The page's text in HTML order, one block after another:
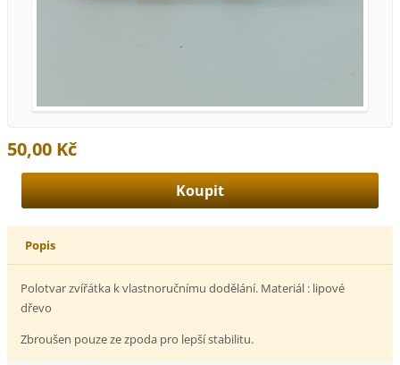
50,00 Kč
Popis
Polotvar zvířátka k vlastnoručnímu dodělání. Materiál : lipové
dřevo
Zbroušen pouze ze zpoda pro lepší stabilitu.